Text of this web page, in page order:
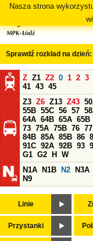
Nasza strona
Sprawdź rozkład na dzień:
Z Z1 Z2 0 1 2 3
41 43 45
Z3 Z6 Z13 Z43
55B 55C 56 57
64A 64B 65A 65B
73 75A 75B 76 77
84B 85A 85B 86
91C 92A 92B 93
G1 G2 H
W
N1A
N1B N2 N3A
N9
Linie
Przystanki